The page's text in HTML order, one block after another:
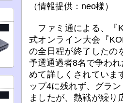
（情報提供：neo様）
ファミ通による、『
式オンライン大会
の全日程が終了したの
予選通過者8名で争わ
めて詳しくされていま
ップ4に残れず、グラ
ましたが、熱戦が繰り